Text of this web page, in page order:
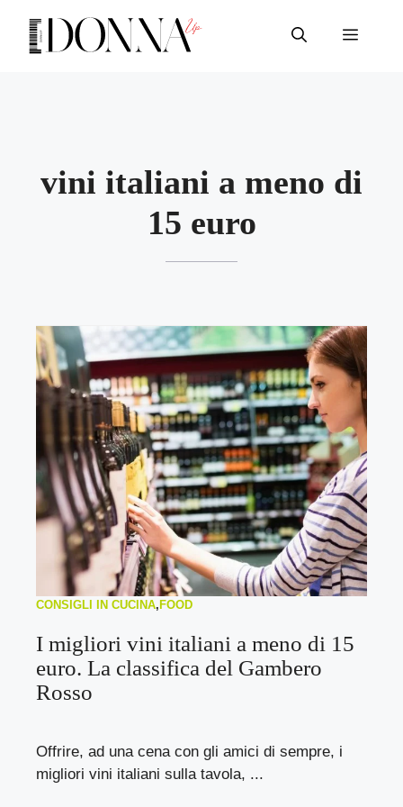
contenuto
Menu
vini italiani a meno di
15 euro
CONSIGLI IN CUCINA, FOOD
I migliori vini italiani a meno di 15
euro. La classifica del Gambero
Rosso
Offrire, ad una cena con gli amici di sempre, i
migliori vini italiani sulla tavola, ...